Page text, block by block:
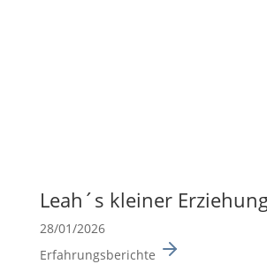
Leah´s kleiner
28/01/2026
Erfahrungsberichte